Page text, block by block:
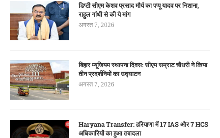
डिप्टी सीएम केशव प्रसाद मौर्य का पप्पू यादव पर निशाना,
राहुल गांधी से की ये मांग
अगस्त 7, 2026
बिहार म्यूजियम स्थापना दिवस: सीएम सम्राट चौधरी ने किया
तीन प्रदर्शनियों का उद्घाटन
अगस्त 7, 2026
Haryana Transfer: हरियाणा में 17 IAS और 7 HCS
अधिकारियों का हुआ तबादला